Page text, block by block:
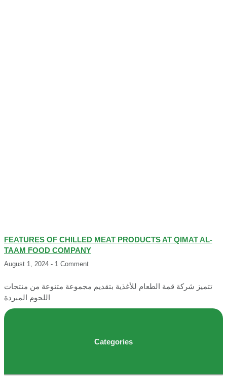
FEATURES OF CHILLED MEAT PRODUCTS AT QIMAT AL-
TAAM FOOD COMPANY
August 1, 2024 1 Comment
تتميز شركة قمة الطعام للأغذية بتقديم مجموعة متنوعة من منتجات
اللحوم المبردة
Categories